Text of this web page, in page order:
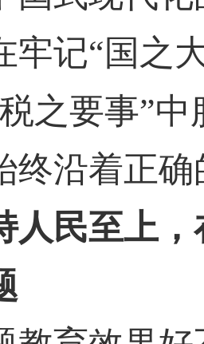
牢记“国之
之要事”
终沿着正
民至上，